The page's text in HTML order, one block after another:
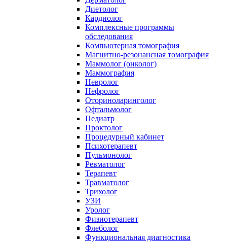
Диетолог
Кардиолог
Комплексные программы
обследования
Компьютерная томография
Магнитно-резонансная томография
Маммолог (онколог)
Маммография
Невролог
Нефролог
Оториноларинголог
Офтальмолог
Педиатр
Проктолог
Процедурный кабинет
Психотерапевт
Пульмонолог
Ревматолог
Терапевт
Травматолог
Трихолог
УЗИ
Уролог
Физиотерапевт
Флеболог
Функциональная диагностика